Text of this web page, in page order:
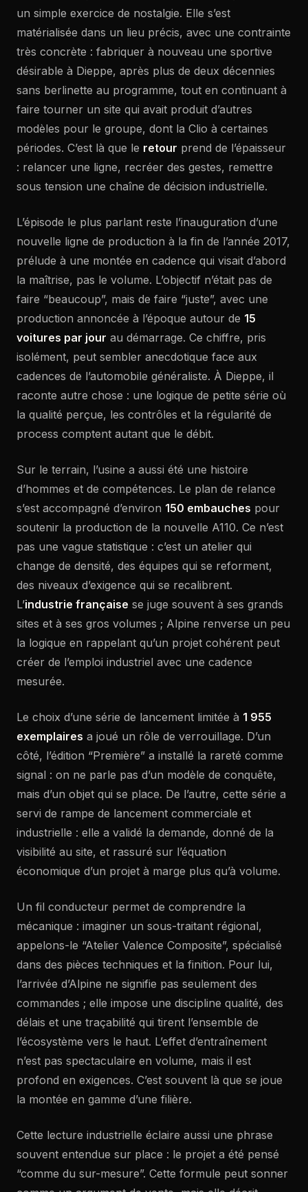
un simple exercice de nostalgie. Elle s’est
matérialisée dans un lieu précis, avec une contrainte
très concrète : fabriquer à nouveau une sportive
désirable à Dieppe, après plus de deux décennies
sans berlinette au programme, tout en continuant à
faire tourner un site qui avait produit d’autres
modèles pour le groupe, dont la Clio à certaines
périodes. C’est là que le retour prend de l’épaisseur
: relancer une ligne, recréer des gestes, remettre
sous tension une chaîne de décision industrielle.
L’épisode le plus parlant reste l’inauguration d’une
nouvelle ligne de production à la fin de l’année 2017,
prélude à une montée en cadence qui visait d’abord
la maîtrise, pas le volume. L’objectif n’était pas de
faire “beaucoup”, mais de faire “juste”, avec une
production annoncée à l’époque autour de 15
voitures par jour au démarrage. Ce chiffre, pris
isolément, peut sembler anecdotique face aux
cadences de l’automobile généraliste. À Dieppe, il
raconte autre chose : une logique de petite série où
la qualité perçue, les contrôles et la régularité de
process comptent autant que le débit.
Sur le terrain, l’usine a aussi été une histoire
d’hommes et de compétences. Le plan de relance
s’est accompagné d’environ 150 embauches pour
soutenir la production de la nouvelle A110. Ce n’est
pas une vague statistique : c’est un atelier qui
change de densité, des équipes qui se reforment,
des niveaux d’exigence qui se recalibrent.
L’industrie française se juge souvent à ses grands
sites et à ses gros volumes ; Alpine renverse un peu
la logique en rappelant qu’un projet cohérent peut
créer de l’emploi industriel avec une cadence
mesurée.
Le choix d’une série de lancement limitée à 1 955
exemplaires a joué un rôle de verrouillage. D’un
côté, l’édition “Première” a installé la rareté comme
signal : on ne parle pas d’un modèle de conquête,
mais d’un objet qui se place. De l’autre, cette série a
servi de rampe de lancement commerciale et
industrielle : elle a validé la demande, donné de la
visibilité au site, et rassuré sur l’équation
économique d’un projet à marge plus qu’à volume.
Un fil conducteur permet de comprendre la
mécanique : imaginer un sous-traitant régional,
appelons-le “Atelier Valence Composite”, spécialisé
dans des pièces techniques et la finition. Pour lui,
l’arrivée d’Alpine ne signifie pas seulement des
commandes ; elle impose une discipline qualité, des
délais et une traçabilité qui tirent l’ensemble de
l’écosystème vers le haut. L’effet d’entraînement
n’est pas spectaculaire en volume, mais il est
profond en exigences. C’est souvent là que se joue
la montée en gamme d’une filière.
Cette lecture industrielle éclaire aussi une phrase
souvent entendue sur place : le projet a été pensé
“comme du sur-mesure”. Cette formule peut sonner